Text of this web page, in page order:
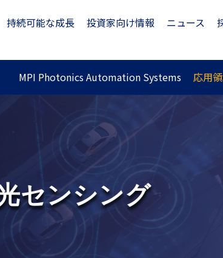
持続可能な成長 投資家向け情報 ニュース
MPI Photonics Automation Systems 応用
センシング